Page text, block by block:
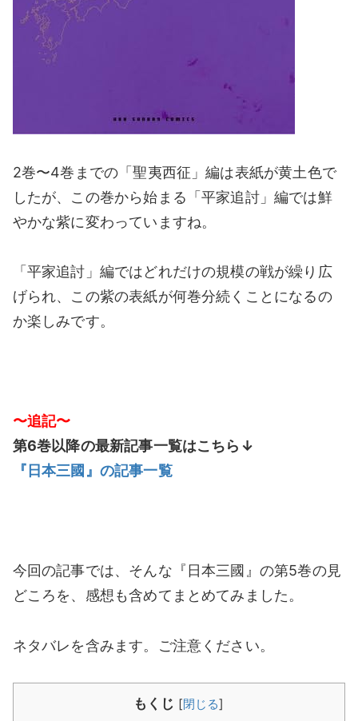
2巻〜4巻までの「聖夷西征」編は表紙が黄土色で
したが、この巻から始まる「平家追討」編では鮮
やかな紫に変わっていますね。
「平家追討」編ではどれだけの規模の戦が繰り広
げられ、この紫の表紙が何巻分続くことになるの
か楽しみです。
〜追記〜
第6巻以降の最新記事一覧はこちら↓
『日本三國』の記事一覧
今回の記事では、そんな『日本三國』の第5巻の見
どころを、感想も含めてまとめてみました。
ネタバレを含みます。ご注意ください。
もくじ [閉じる]